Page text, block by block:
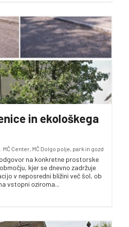
in ekološkega
MČ Center, MČ Dolgo polje, park in gozd
na konkretne prostorske
kjer se dnevno zadržuje
v neposredni bližini več šol, ob
vstopni oziroma...